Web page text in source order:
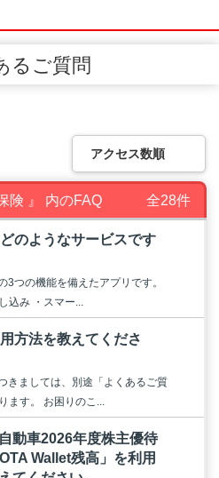
るご質問
アクセス数順
険 』 内のFAQ 全28件
のようなサービスです
3つの機能を備えたアプリです。
込み ・スマー...
方法を教えてくださ
きましては、別途「よくあるご質
ます。 お困りのこ...
動車2026年度株主優待
Wallet残高」を利用